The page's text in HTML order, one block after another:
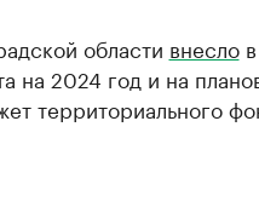
области внеслов
на 2024 год и на
территориального